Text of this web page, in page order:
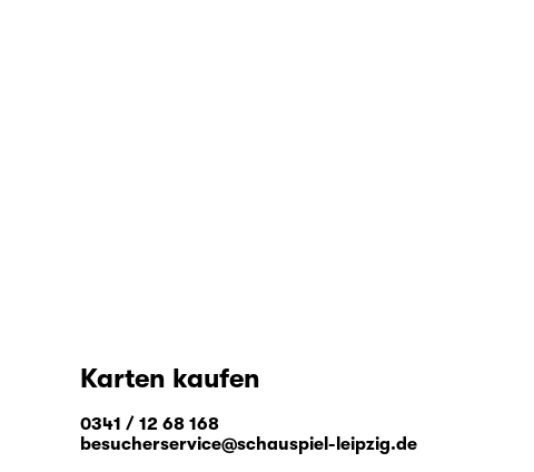
Karten kaufen
0341 / 12 68 168
besucherservice@schauspiel-leipzig.de